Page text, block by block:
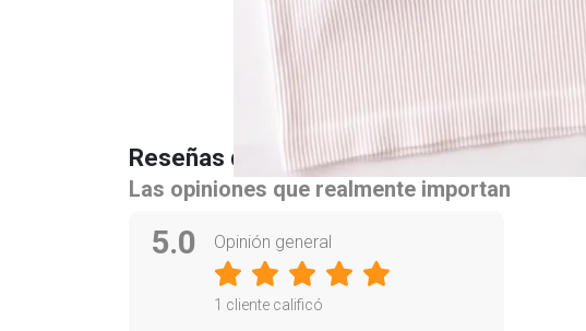
Reseñas de nuestros clientes
Las opiniones que realmente importan
5.0 Opinión general
1 cliente calificó